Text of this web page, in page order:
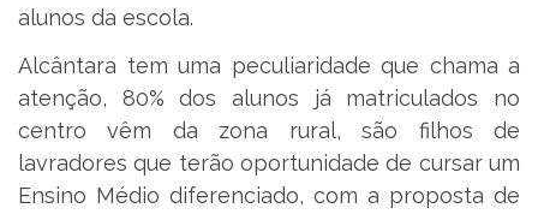
alunos da escola.
Alcântara tem uma peculiaridade que chama a
atenção, 80% dos alunos já matriculados no
centro vêm da zona rural, são filhos de
lavradores que terão oportunidade de cursar um
Ensino Médio diferenciado, com a proposta de